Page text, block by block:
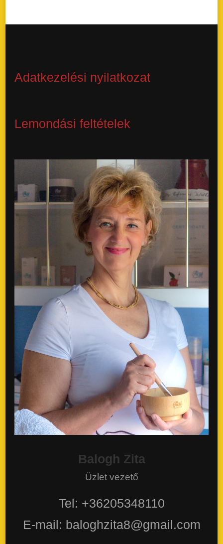
Adatkezelési nyilatkozat
Lemondási feltételek
Balogh Zita
Üzlet vezető
Tel: +36205348110
E-mail: baloghzita8@gmail.com